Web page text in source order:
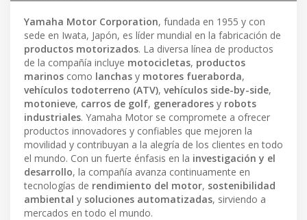
Yamaha Motor Corporation, fundada en 1955 y con
sede en Iwata, Japón, es líder mundial en la fabricación de
productos motorizados. La diversa línea de productos
de la compañía incluye motocicletas, productos
marinos como lanchas y motores fueraborda,
vehículos todoterreno (ATV), vehículos side-by-side,
motonieve, carros de golf, generadores y robots
industriales. Yamaha Motor se compromete a ofrecer
productos innovadores y confiables que mejoren la
movilidad y contribuyan a la alegría de los clientes en todo
el mundo. Con un fuerte énfasis en la investigación y el
desarrollo, la compañía avanza continuamente en
tecnologías de rendimiento del motor, sostenibilidad
ambiental y soluciones automatizadas, sirviendo a
mercados en todo el mundo.